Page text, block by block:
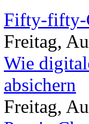
Fifty-fifty-
Freitag,
Wie
absichern
Freitag,